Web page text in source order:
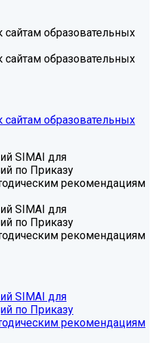
сайтам образовательных
сайтам образовательных
сайтам образовательных
SIMAI для
по Приказу
рекомендациям
SIMAI для
по Приказу
рекомендациям
SIMAI для
по Приказу
рекомендациям